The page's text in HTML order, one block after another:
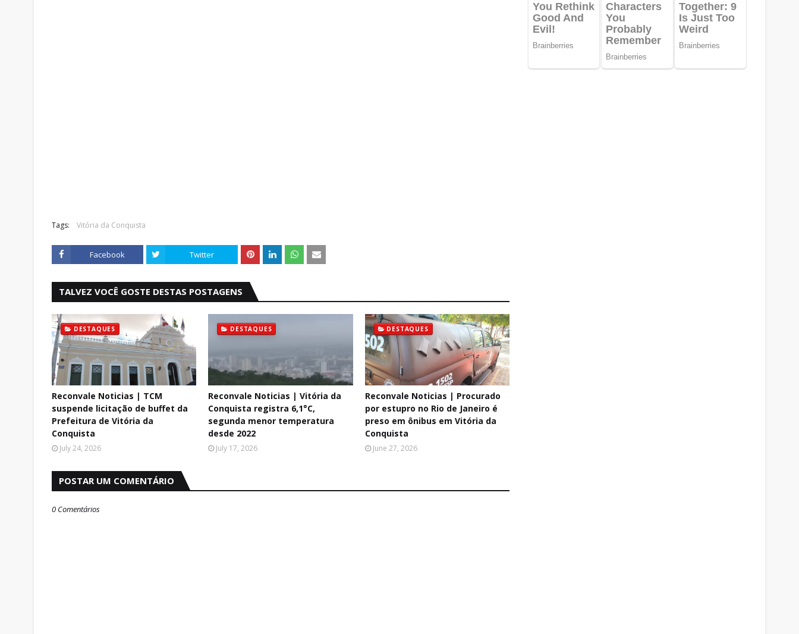
Tags: Vitória da Conquista
Facebook Twitter
TALVEZ VOCÊ GOSTE DESTAS POSTAGENS
DESTAQUES
Reconvale Noticias | TCM
suspende licitação de buffet da
Prefeitura de Vitória da
Conquista
July 24, 2026
DESTAQUES
Reconvale Noticias | Vitória da
Conquista registra 6,1°C,
segunda menor temperatura
desde 2022
July 17, 2026
DESTAQUES
Reconvale Noticias | Procurado
por estupro no Rio de Janeiro é
preso em ônibus em Vitória da
Conquista
June 27, 2026
POSTAR UM COMENTÁRIO
0 Comentários